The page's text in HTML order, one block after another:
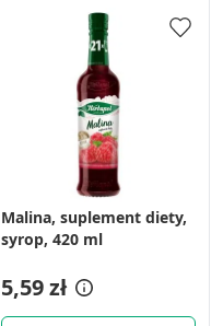
Malina, suplement diety,
syrop, 420 ml
5,59 zł